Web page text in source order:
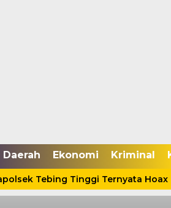
Daerah Ekonomi Kriminal
Tebing Tinggi Ternyata Hoax